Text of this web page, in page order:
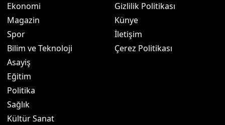
Ekonomi
Magazin
Spor
Bilim ve Teknoloji
Asayiş
Eğitim
Politika
Sağlık
Kültür Sanat
Gizlilik Politikası
Künye
İletişim
Çerez Politikası